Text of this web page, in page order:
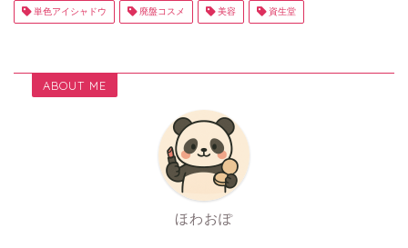
単色アイシャドウ 廃盤コスメ 美容 資生堂
ABOUT ME
ほわおぽ